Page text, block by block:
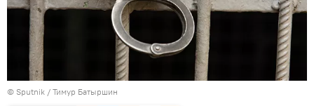
© Sputnik / Тимур Батыршин